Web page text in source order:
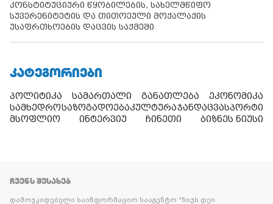
კონსტიტუციური წყობილების, სახელმწიფო
სუვერენიტეტის და თითოეული მოქალაქის
უსაფრთხოების დაცვის საქმეში
ᲙᲐᲢᲔᲒᲝᲠᲘᲔᲑᲘ
პოლიტიკა სამართალი განათლება
ეკონომიკა
სამხედროსაზოგადოებაკულტურაჯანდაცვასპორტი
მსოფლიო
ინტერვიუ ჩინეთი ბიზნეს ნიუსი
ᲩᲕᲔᲜᲡ ᲨᲔᲡᲐᲮᲔᲑ
დამოუკიდებელი საინფორმაციო სააგენტო “ნიუს დეი